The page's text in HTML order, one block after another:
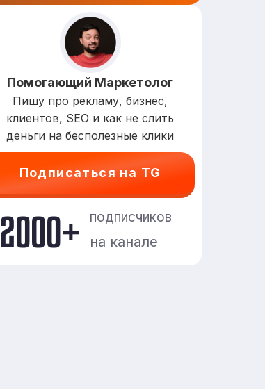
Помогающий Маркетолог
Пишу про рекламу, бизнес,
клиентов, SEO и как не слить
деньги на бесполезные клики
Подписаться на TG
2000+ подписчиков
на канале